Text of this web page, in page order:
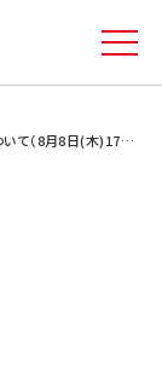
地震発生に伴う当社グループ発電･送変電設備等の状況について（8月8日(木)17時現在）